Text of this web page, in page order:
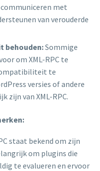
met
van verouderde
behouden:Sommige
om XML-RPC te
te
versies of andere
zijn van XML-RPC.
staat bekend om zijn
om plugins die
te evalueren en ervoor